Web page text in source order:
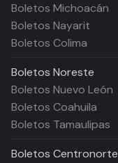
Boletos Michoacán
Boletos Nayarit
Boletos Colima
Boletos Noreste
Boletos Nuevo León
Boletos Coahuila
Boletos Tamaulipas
Boletos Centronorte